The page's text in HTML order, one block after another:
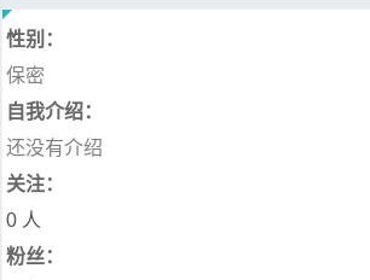
性别：
保密
自我介绍：
还没有介绍
关注：
0 人
粉丝：